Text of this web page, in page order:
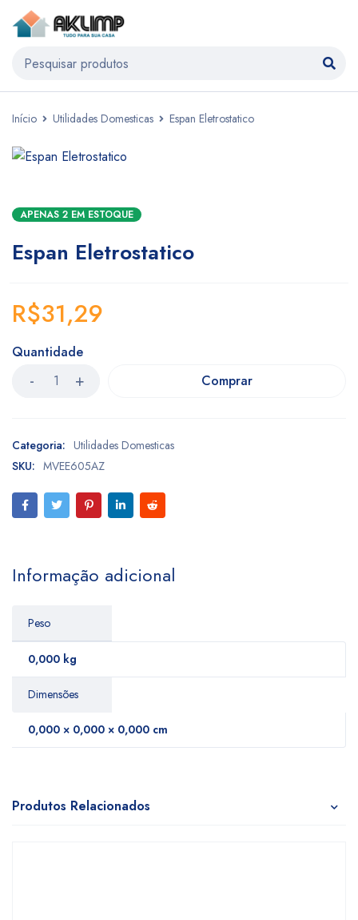
Início Utilidades Domesticas Espan Eletrostatico
APENAS 2 EM ESTOQUE
Espan Eletrostatico
R$31,29
Quantidade
Comprar
Categoria: Utilidades Domesticas
SKU: MVEE605AZ
Informação adicional
Peso
0,000 kg
Dimensões
0,000 × 0,000 × 0,000 cm
Produtos Relacionados